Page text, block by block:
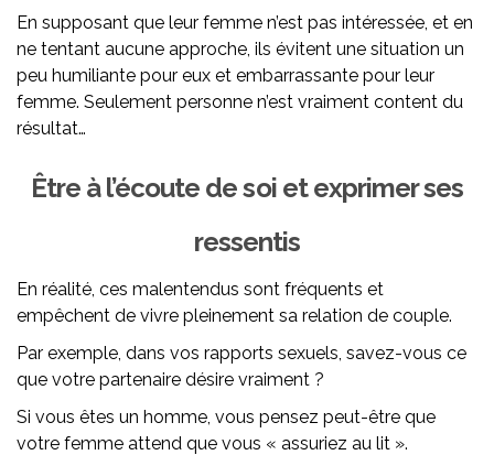
En supposant que leur femme n’est pas intéressée, et en
ne tentant aucune approche, ils évitent une situation un
peu humiliante pour eux et embarrassante pour leur
femme. Seulement personne n’est vraiment content du
résultat…
Être à l’écoute de soi et exprimer ses
ressentis
En réalité, ces malentendus sont fréquents et
empêchent de vivre pleinement sa relation de couple.
Par exemple, dans vos rapports sexuels, savez-vous ce
que votre partenaire désire vraiment ?
Si vous êtes un homme, vous pensez peut-être que
votre femme attend que vous « assuriez au lit ».